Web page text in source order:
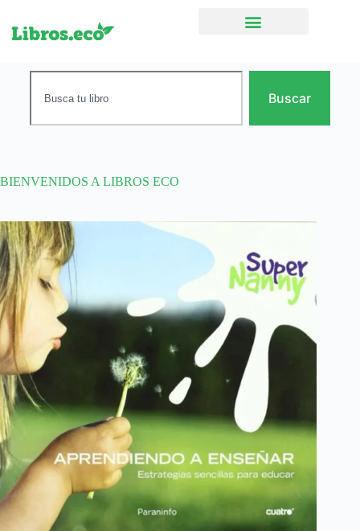
Buscar
BIENVENIDOS A LIBROS ECO